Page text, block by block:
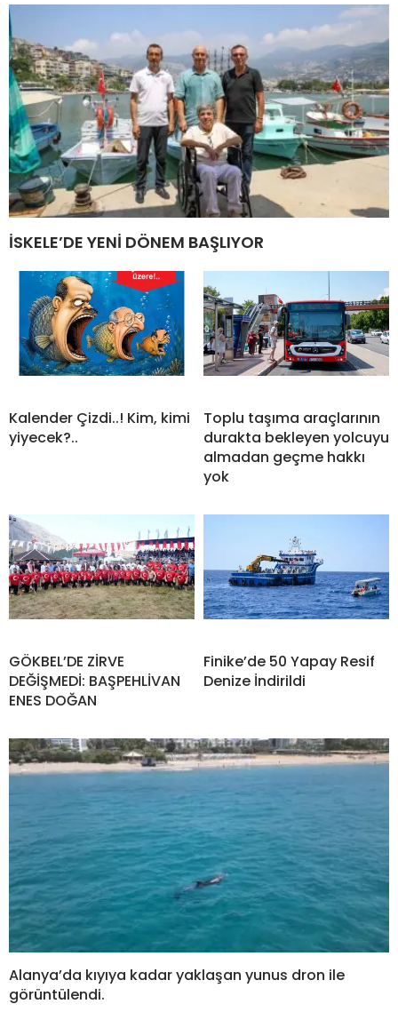
İSKELE’DE YENİ DÖNEM BAŞLIYOR
Kalender Çizdi..! Kim, kimi
yiyecek?..
Toplu taşıma araçlarının
durakta bekleyen yolcuyu
almadan geçme hakkı
yok
GÖKBEL’DE ZİRVE
DEĞİŞMEDİ: BAŞPEHLİVAN
ENES DOĞAN
Finike’de 50 Yapay Resif
Denize İndirildi
Alanya’da kıyıya kadar yaklaşan yunus dron ile
görüntülendi.